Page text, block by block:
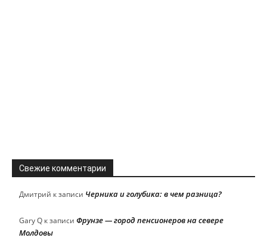
Свежие комментарии
Дмитрий к записи Черника и голубика: в чем разница?
Gary Q к записи Фрунзе — город пенсионеров на севере
Молдовы